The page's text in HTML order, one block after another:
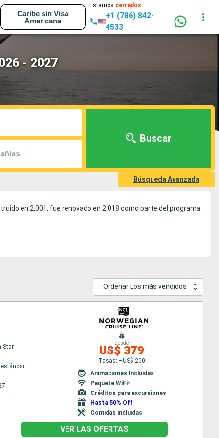
Caribe sin Visa
Americana
Estamos cerrados
+1 (786) 842-
4533
- 2027
Buscar
Búsqueda Avanzada
en 2.001, fue renovado en 2.018 como parte del programa
Ordenar Los más vendidos
Star
desde
US$ 379
Tasas: +US$ 200
Animaciones Incluidas
Paquete WiFi*
Créditos para excursiones
Hasta 50% Off
Comidas incluidas
VER LAS OFERTAS